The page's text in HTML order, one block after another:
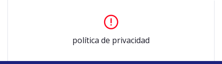
política de privacidad